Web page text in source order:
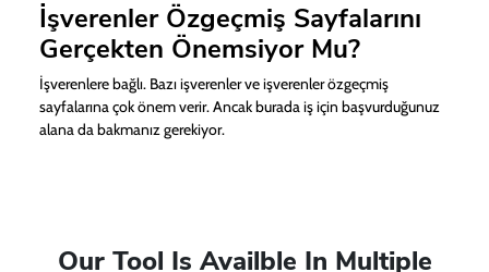
İşverenler Özgeçmiş Sayfalarını
Gerçekten Önemsiyor Mu?
İşverenlere bağlı. Bazı işverenler ve işverenler özgeçmiş
sayfalarına çok önem verir. Ancak burada iş için başvurduğunuz
alana da bakmanız gerekiyor.
Our Tool Is Availble In Multiple